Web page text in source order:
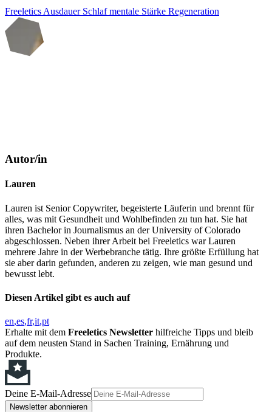
Freeletics Ausdauer Schlafmentale Stärke Regeneration
Autor/in
Lauren
Lauren ist Senior Copywriter, begeisterte Läuferin und brennt für
alles, was mit Gesundheit und Wohlbefinden zu tun hat. Sie hat
ihren Bachelor in Journalismus an der University of Colorado
abgeschlossen. Neben ihrer Arbeit bei Freeletics war Lauren
mehrere Jahre in der Werbebranche tätig. Ihre größte Erfüllung hat
sie aber darin gefunden, anderen zu zeigen, wie man gesund und
bewusst lebt.
Diesen Artikel gibt es auch auf
en es fr it pt
Erhalte mit dem Freeletics Newsletter hilfreiche Tipps und bleib
auf dem neusten Stand in Sachen Training, Ernährung und
Produkte.
Deine E-Mail-Adresse
Newsletter abonnieren